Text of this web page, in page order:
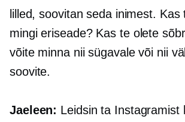
lilled, soovitan seda inimest. Kas
mingi eriseade? Kas te olete
võite minna nii sügavale või nii
soovite.
Jaeleen: Leidsin ta Instagramist